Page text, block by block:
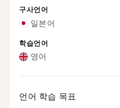
구사언어
일본어
학습언어
영어
언어 학습 목표